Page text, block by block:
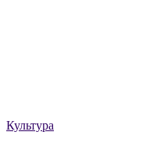
Культура